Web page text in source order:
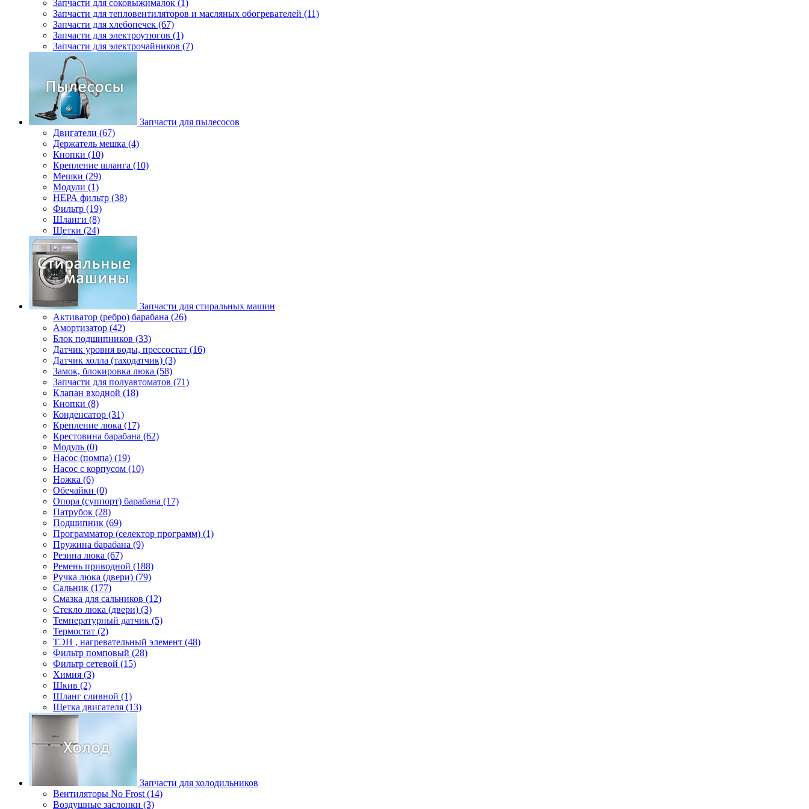
Запчасти для соковыжималок (1)
Запчасти для тепловентиляторов и масляных обогревателей (11)
Запчасти для хлебопечек (67)
Запчасти для электроутюгов (1)
Запчасти для электрочайников (7)
Запчасти для пылесосов
Двигатели (67)
Держатель мешка (4)
Кнопки (10)
Крепление шланга (10)
Мешки (29)
Модули (1)
НЕРА фильтр (38)
Фильтр (19)
Шланги (8)
Щетки (24)
Запчасти для стиральных машин
Активатор (ребро) барабана (26)
Амортизатор (42)
Блок подшипников (33)
Датчик уровня воды, прессостат (16)
Датчик холла (таходатчик) (3)
Замок, блокировка люка (58)
Запчасти для полуавтоматов (71)
Клапан входной (18)
Кнопки (8)
Конденсатор (31)
Крепление люка (17)
Крестовина барабана (62)
Модуль (0)
Насос (помпа) (19)
Насос c корпусом (10)
Ножка (6)
Обечайки (0)
Опора (суппорт) барабана (17)
Патрубок (28)
Подшипник (69)
Программатор (селектор программ) (1)
Пружина барабана (9)
Резина люка (67)
Ремень приводной (188)
Ручка люка (двери) (79)
Сальник (177)
Смазка для сальников (12)
Стекло люка (двери) (3)
Температурный датчик (5)
Термостат (2)
ТЭН , нагревательный элемент (48)
Фильтр помповый (28)
Фильтр сетевой (15)
Химия (3)
Шкив (2)
Шланг сливной (1)
Щетка двигателя (13)
Запчасти для холодильников
Вентиляторы No Frost (14)
Воздушные заслонки (3)